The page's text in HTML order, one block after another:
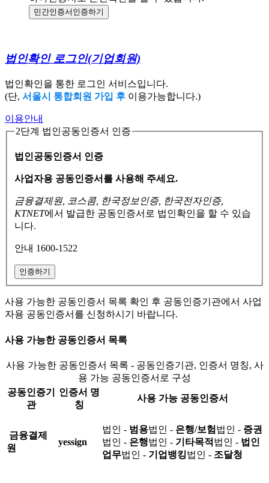
민간인증서 인증하기
법인확인 로그인(기업회원)
법인확인을 통한 로그인 서비스입니다.
(단, 서울시 통합회원 가입 후 이용가능합니다.)
이용안내
2단계 법인공동인증서 인증
법인공동인증서 인증
사업자용 공동인증서를 사용해 주세요.
금융결제원, 코스콤, 한국정보인증, 한국전자인증,
KTNET에서 발급한 공동인증서로 법인확인을 할 수 있습
니다.
안내 1600-1522
인증하기
사용 가능한 공동인증서 목록 확인 후 공동인증기관에서 사업
자용 공동인증서를 신청하시기 바랍니다.
사용 가능한 공동인증서 목록
사용 가능한 공동인증서 목록 - 공동인증기관, 인증서 명칭, 사
용 가능 공동인증서로 구성
공동인증기
관
인증서 명
칭
사용 가능 공동인증서
금융결제
원
yessign
법인 - 범용법인 - 은행/보험 법인 - 증권
법인 - 은행법인 - 기타목적 법인 - 법인
업무법인 - 기업뱅킹법인 - 조달청